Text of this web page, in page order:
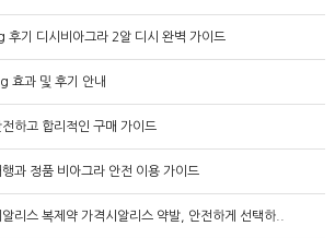
기 디시비아그라 2알 디시 완벽 가이드
효과 및 후기 안내
하고 합리적인 구매 가이드
과 정품 비아그라 안전 이용 가이드
리스 복제약 가격시알리스 약발, 안전하게 선택하..